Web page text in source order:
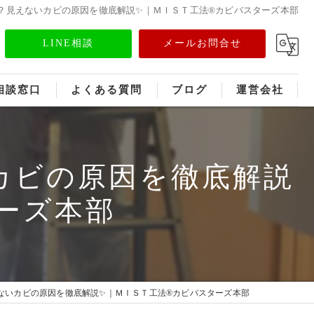
見えないカビの原因を徹底解説✨｜ＭＩＳＴ工法®カビバスターズ本部
LINE相談 メールお問合せ
談窓口 よくある質問 ブログ 運営会社
メディア情報
の原因を徹底解説
ズ本部
いカビの原因を徹底解説✨｜ＭＩＳＴ工法®カビバスターズ本部